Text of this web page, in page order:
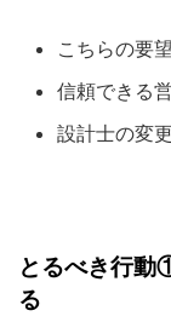
こちらの要
信頼できる
設計士の変
とるべき行動
る